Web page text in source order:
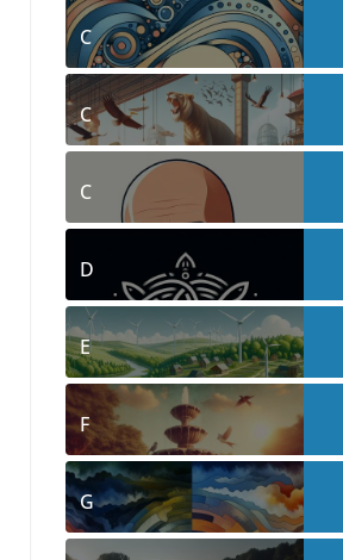
C
C
C
D
E
F
G